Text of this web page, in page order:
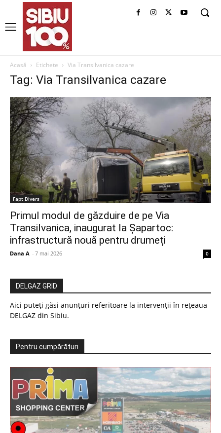
Acasă Etichete Via Transilvanica cazare
Tag: Via Transilvanica cazare
Fapt Divers
Primul modul de găzduire de pe Via
Transilvanica, inaugurat la Șapartoc:
infrastructură nouă pentru drumeți
Dana A - 7 mai 2026 0
DELGAZ GRID
Aici puteți găsi anunțuri referitoare la intervenții în rețeaua
DELGAZ din Sibiu.
Pentru cumpărături